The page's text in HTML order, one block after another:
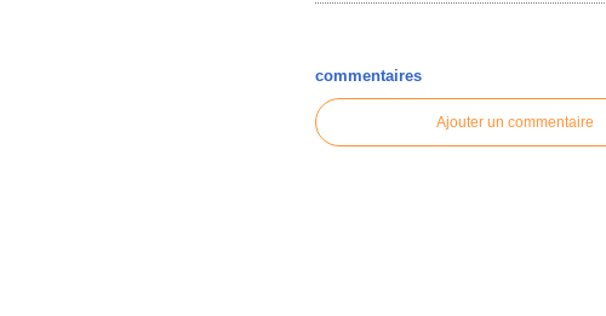
commentaires
Ajouter un commentaire